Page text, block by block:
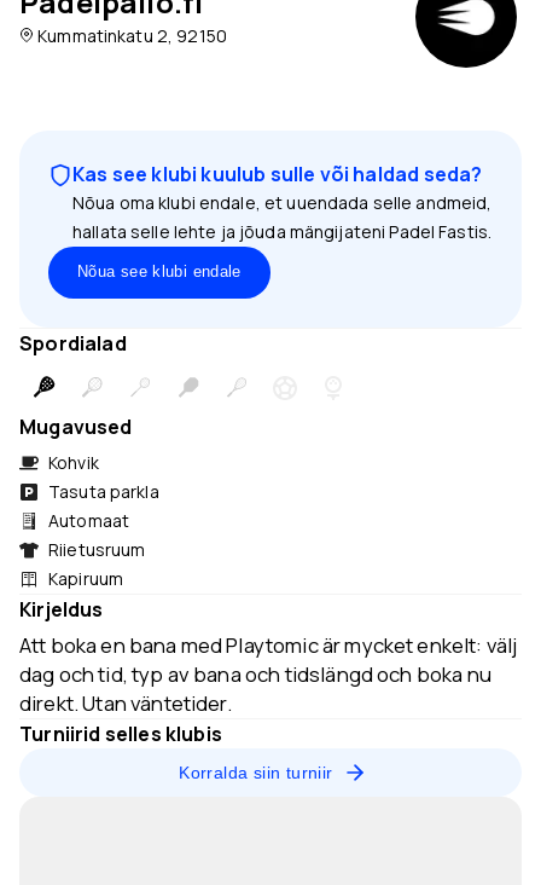
Kummatinkatu 2, 92150
Kas see klubi kuulub sulle või haldad seda?
Nõua oma klubi endale, et uuendada selle andmeid,
hallata selle lehte ja jõuda mängijateni Padel Fastis.
Nõua see klubi endale
Spordialad
Mugavused
Kohvik
Tasuta parkla
Automaat
Riietusruum
Kapiruum
Kirjeldus
Att boka en bana med Playtomic är mycket enkelt: välj
dag och tid, typ av bana och tidslängd och boka nu
direkt. Utan väntetider.
Turniirid selles klubis
Korralda siin turniir